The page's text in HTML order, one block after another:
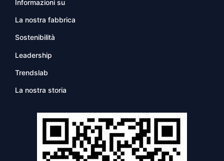
Informazioni su
La nostra fabbrica
Sostenibilità
Leadership
Trendslab
La nostra storia